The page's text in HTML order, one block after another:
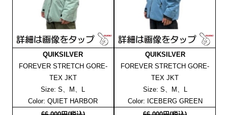
QUIKSILVER
FOREVER STRETCH GORE-
TEX JKT
Size: S、M、L
Color: QUIET HARBOR
QUIKSILVER
FOREVER STRETCH GORE-
TEX JKT
Size: S、M、L
Color: ICEBERG GREEN